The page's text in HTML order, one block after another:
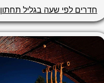
חדרים לפי שעה בגליל תחתון